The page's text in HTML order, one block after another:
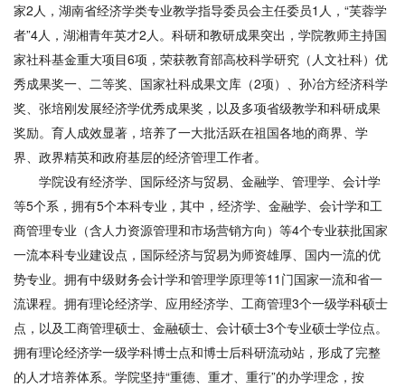
家2人，湖南省经济学类专业教学指导委员会主任委员1人，“芙蓉学
者”4人，湖湘青年英才2人。科研和教研成果突出，学院教师主持国
家社科基金重大项目6项，荣获教育部高校科学研究（人文社科）优
秀成果奖一、二等奖、国家社科成果文库（2项）、孙冶方经济科学
奖、张培刚发展经济学优秀成果奖，以及多项省级教学和科研成果
奖励。育人成效显著，培养了一大批活跃在祖国各地的商界、学
界、政界精英和政府基层的经济管理工作者。
学院设有经济学、国际经济与贸易、金融学、管理学、会计学
等5个系，拥有5个本科专业，其中，经济学、金融学、会计学和工
商管理专业（含人力资源管理和市场营销方向）等4个专业获批国家
一流本科专业建设点，国际经济与贸易为师资雄厚、国内一流的优
势专业。拥有中级财务会计学和管理学原理等11门国家一流和省一
流课程。拥有理论经济学、应用经济学、工商管理3个一级学科硕士
点，以及工商管理硕士、金融硕士、会计硕士3个专业硕士学位点。
拥有理论经济学一级学科博士点和博士后科研流动站，形成了完整
的人才培养体系。学院坚持“重德、重才、重行”的办学理念，按